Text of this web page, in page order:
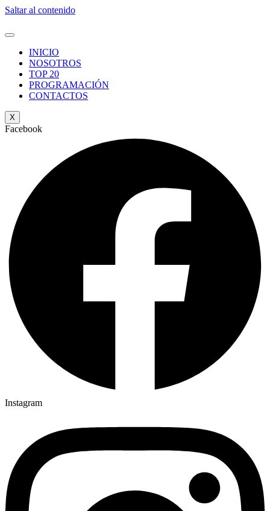
Saltar al contenido
INICIO
NOSOTROS
TOP 20
PROGRAMACIÓN
CONTACTOS
X
Facebook
Instagram